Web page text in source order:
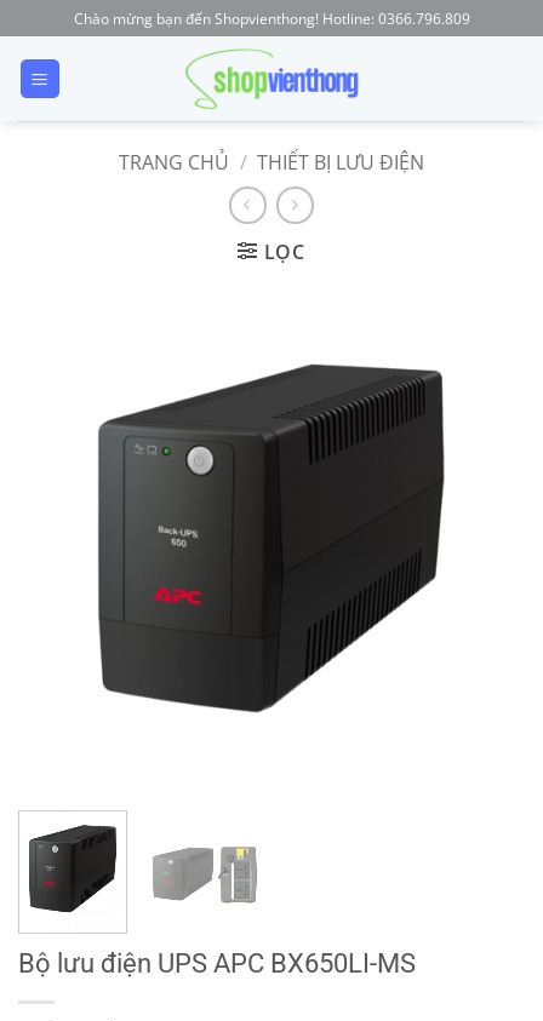
to
content
Chào mừng bạn đến Shopvienthong! Hotline: 0366.796.809
TRANG CHỦ / THIẾT BỊ LƯU ĐIỆN
LỌC
Bộ lưu điện UPS APC BX650LI-MS